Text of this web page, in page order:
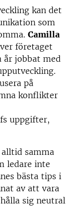
kan det
som
Camilla
företaget
år jobbat med
på
konflikter
uppgifter,
samma
ledare inte
bästa tips i
av att vara
sig neutral